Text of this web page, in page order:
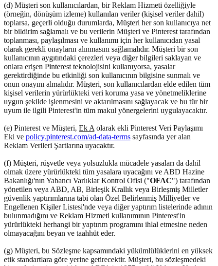
(d) Müşteri son kullanıcılardan, bir Reklam Hizmeti özelliğiyle
(örneğin, dönüşüm izleme) kullanılan veriler (kişisel veriler dahil)
toplarsa, geçerli olduğu durumlarda, Müşteri her son kullanıcıya net
bir bildirim sağlamalı ve bu verilerin Müşteri ve Pinterest tarafından
toplanması, paylaşılması ve kullanımı için her kullanıcıdan yasal
olarak gerekli onayların alınmasını sağlamalıdır. Müşteri bir son
kullanıcının aygıtındaki çerezleri veya diğer bilgileri saklayan ve
onlara erişen Pinterest teknolojisini kullanıyorsa, yasalar
gerektirdiğinde bu etkinliği son kullanıcının bilgisine sunmalı ve
onun onayını almalıdır. Müşteri, son kullanıcılardan elde edilen tüm
kişisel verilerin yürürlükteki veri koruma yasa ve yönetmeliklerine
uygun şekilde işlenmesini ve aktarılmasını sağlayacak ve bu tür bir
uyum ile ilgili Pinterest'in tüm makul yönergelerini uygulayacaktır.
(e) Pinterest ve Müşteri, Ek A olarak ekli Pinterest Veri Paylaşımı
Eki ve policy.pinterest.com/ad-data-terms sayfasında yer alan
Reklam Verileri Şartlarına uyacaktır.
(f) Müşteri, rüşvetle veya yolsuzlukla mücadele yasaları da dahil
olmak üzere yürürlükteki tüm yasalara uyacağını ve ABD Hazine
Bakanlığı'nın Yabancı Varlıklar Kontrol Ofisi ("OFAC") tarafından
yönetilen veya ABD, AB, Birleşik Krallık veya Birleşmiş Milletler
güvenlik yaptırımlarına tabi olan Özel Belirlenmiş Milliyetler ve
Engellenen Kişiler Listesi'nde veya diğer yaptırım listelerinde adının
bulunmadığını ve Reklam Hizmeti kullanımının Pinterest'in
yürürlükteki herhangi bir yaptırım programını ihlal etmesine neden
olmayacağını beyan ve taahhüt eder.
(g) Müşteri, bu Sözleşme kapsamındaki yükümlülüklerini en yüksek
etik standartlara göre yerine getirecektir. Müşteri, bu sözleşmedeki